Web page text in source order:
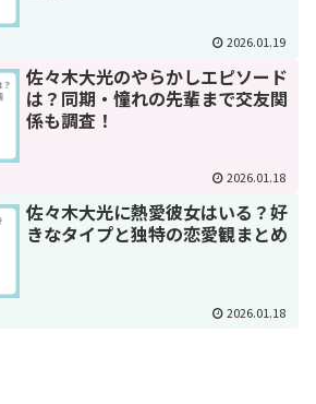
2026.01.19
佐々木大光のやらかしエピソード
は？同期・憧れの先輩まで交友関
係も調査！
2026.01.18
佐々木大光に熱愛彼女はいる？好
きなタイプと独特の恋愛観まとめ
2026.01.18